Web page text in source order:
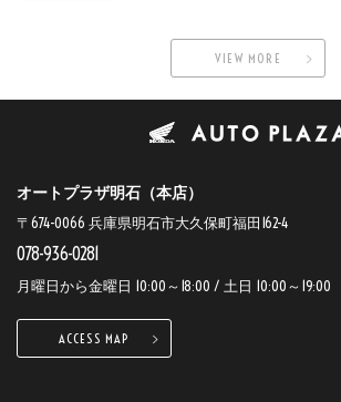
VIEW MORE
オートプラザ明石（本店）
〒674-0066 兵庫県明石市大久保町福田162-4
078-936-0281
月曜日から金曜日 10:00～18:00 / 土日 10:00～19:00
ACCESS MAP